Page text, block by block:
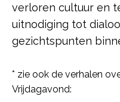
verloren cultuur en
uitnodiging tot
gezichtspunten
* zie ook de verhalen
Vrijdagavond: